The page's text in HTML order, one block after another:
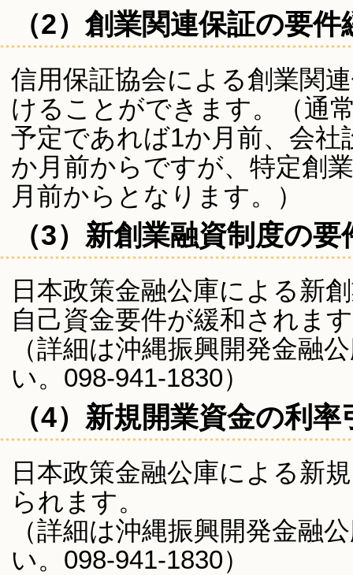
（2）創業関連保証の要件
信用保証協会による創業関
けることができます。（通
予定であれば1か月前、会
か月前からですが、特定創
月前からとなります。）
（3）新創業融資制度の要
日本政策金融公庫による新
自己資金要件が緩和されま
（詳細は沖縄振興開発金融
い。098-941-1830）
（4）新規開業資金の利
日本政策金融公庫による新
られます。
（詳細は沖縄振興開発金融
い。098-941-1830）